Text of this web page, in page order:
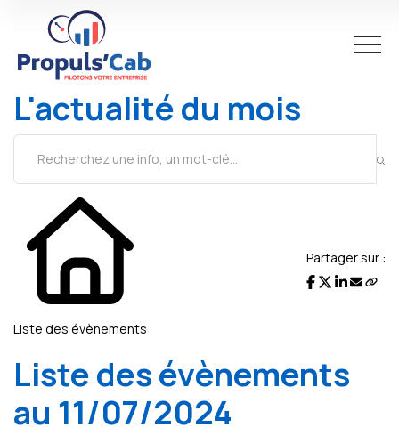
L'actualité du mois
Liste des évènements
Partager sur :
Liste des évènements
au 11/07/2024